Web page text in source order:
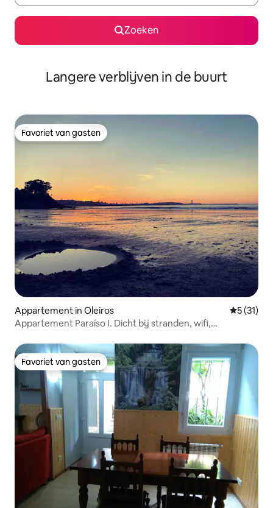
Zoeken
Langere verblijven in de buurt
Favoriet van gasten
Favoriet van gasten
Appartement in Oleiros
5 (31)
Appartement Paraíso I. Dicht bij stranden, wifi,
Favoriet van gasten
Favoriet van gasten